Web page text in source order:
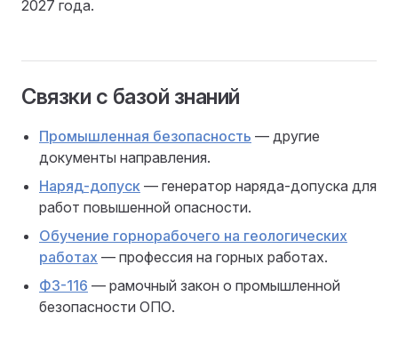
2027 года.
Связки с базой знаний
Промышленная безопасность — другие
документы направления.
Наряд-допуск — генератор наряда-допуска для
работ повышенной опасности.
Обучение горнорабочего на геологических
работах — профессия на горных работах.
ФЗ-116 — рамочный закон о промышленной
безопасности ОПО.